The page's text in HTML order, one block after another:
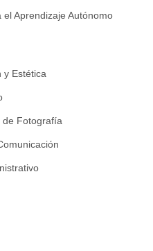
el Aprendizaje Autónomo
y Estética
de Fotografía